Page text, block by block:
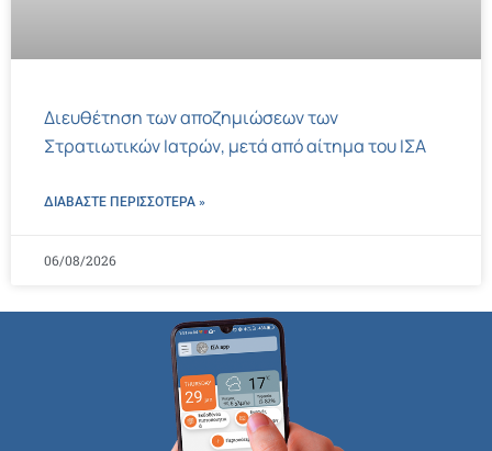
Διευθέτηση των αποζημιώσεων των
Στρατιωτικών Ιατρών, μετά από αίτημα του ΙΣΑ
ΔΙΑΒΑΣΤΕ ΠΕΡΙΣΣΌΤΕΡΑ »
06/08/2026